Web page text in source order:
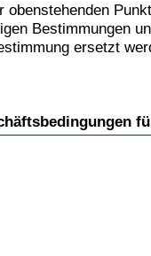
obenstehenden
Bestimmungen
ersetzt